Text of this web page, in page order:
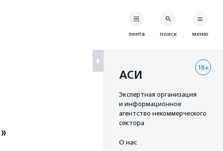
лента поиск меню
18+
АСИ
Экспертная организация
и информационное
агентство некоммерческого
сектора
О нас